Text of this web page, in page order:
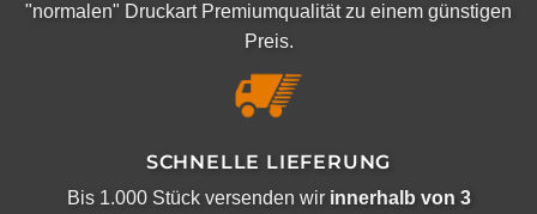
"normalen" Druckart Premiumqualität zu einem günstigen
Preis.
SCHNELLE LIEFERUNG
Bis 1.000 Stück versenden wir innerhalb von 3